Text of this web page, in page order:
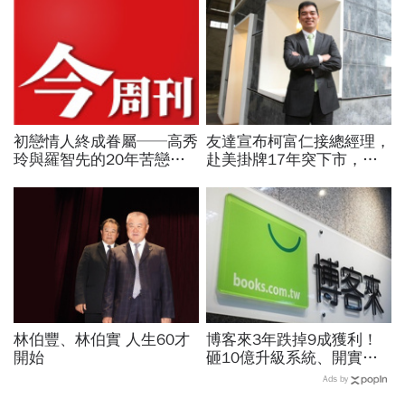
初戀情人終成眷屬──高秀
玲與羅智先的20年苦戀
友達宣布柯富仁接總經理，
赴美掛牌17年突下市，連
林伯豐、林伯實 人生60才
開始
博客來3年跌掉9成獲利！
砸10億升級系統、開實體
店，空有千萬流量卻難變
Ads by